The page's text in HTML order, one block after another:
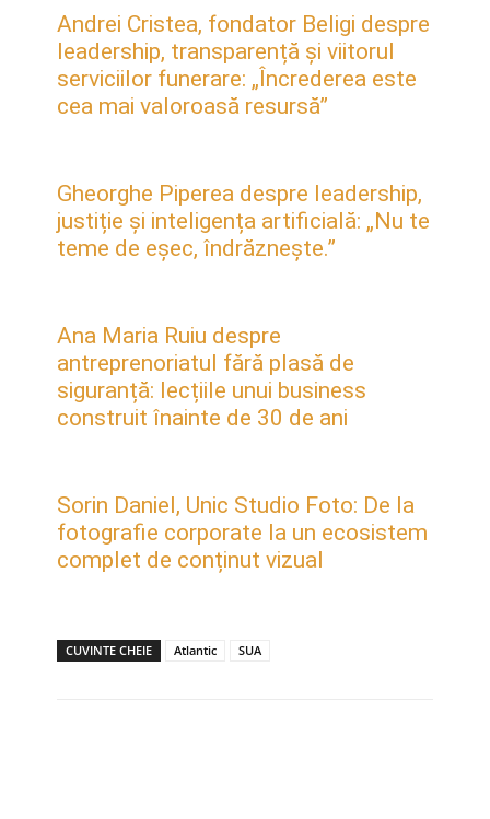
Andrei Cristea, fondator Beligi despre
leadership, transparență și viitorul
serviciilor funerare: „Încrederea este
cea mai valoroasă resursă”
Gheorghe Piperea despre leadership,
justiție și inteligența artificială: „Nu te
teme de eșec, îndrăznește.”
Ana Maria Ruiu despre
antreprenoriatul fără plasă de
siguranță: lecțiile unui business
construit înainte de 30 de ani
Sorin Daniel, Unic Studio Foto: De la
fotografie corporate la un ecosistem
complet de conținut vizual
CUVINTE CHEIE Atlantic SUA